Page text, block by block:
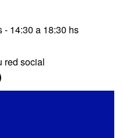
- 14:30 a 18:30 hs
red social